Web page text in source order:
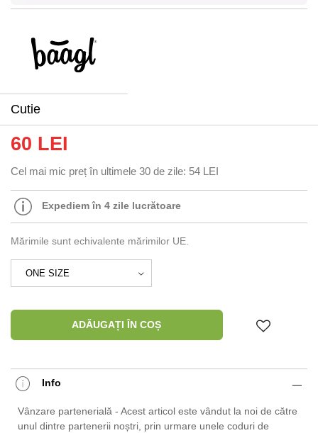
Cutie
60 LEI
Cel mai mic preț în ultimele 30 de zile: 54 LEI
Expediem în 4 zile lucrătoare
Mărimile sunt echivalente mărimilor UE.
ADĂUGAȚI ÎN COȘ
Info
Vânzare partenerială - Acest articol este vândut la noi de către
unul dintre partenerii noștri, prin urmare unele coduri de